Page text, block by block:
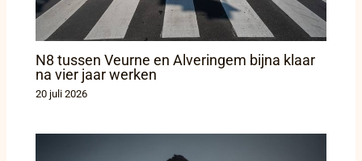
N8 tussen Veurne en Alveringem bijna klaar
na vier jaar werken
20 juli 2026